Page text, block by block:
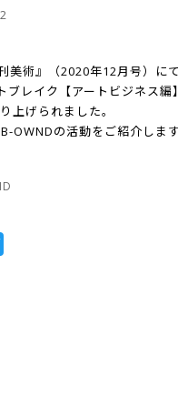
術』（2020年12月号）にて
ブレイク【アートビジネス編
上げられました。
OWNDの活動をご紹介します